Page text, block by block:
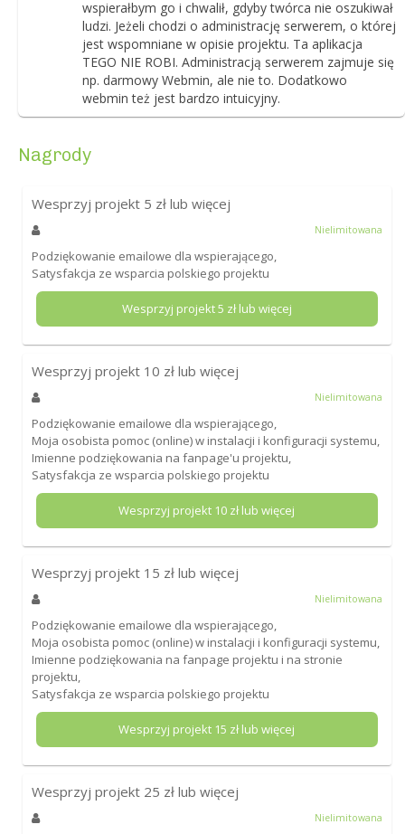
wspierałbym go i chwalił, gdyby twórca nie oszukiwał
ludzi. Jeżeli chodzi o administrację serwerem, o której
jest wspomniane w opisie projektu. Ta aplikacja
TEGO NIE ROBI. Administracją serwerem zajmuje się
np. darmowy Webmin, ale nie to. Dodatkowo
webmin też jest bardzo intuicyjny.
Nagrody
Wesprzyj projekt 5 zł lub więcej
Nielimitowana
Podziękowanie emailowe dla wspierającego,
Satysfakcja ze wsparcia polskiego projektu
Wesprzyj projekt5 zł lub więcej
Wesprzyj projekt 10 zł lub więcej
Nielimitowana
Podziękowanie emailowe dla wspierającego,
Moja osobista pomoc (online) w instalacji i konfiguracji systemu,
Imienne podziękowania na fanpage'u projektu,
Satysfakcja ze wsparcia polskiego projektu
Wesprzyj projekt 10 zł lub więcej
Wesprzyj projekt 15 zł lub więcej
Nielimitowana
Podziękowanie emailowe dla wspierającego,
Moja osobista pomoc (online) w instalacji i konfiguracji systemu,
Imienne podziękowania na fanpage projektu i na stronie
projektu,
Satysfakcja ze wsparcia polskiego projektu
Wesprzyj projekt 15 zł lub więcej
Wesprzyj projekt 25 zł lub więcej
Nielimitowana